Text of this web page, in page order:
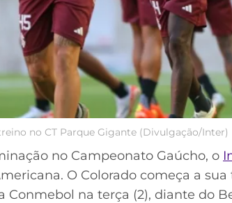
no CT Parque Gigante (Divulgação/Inter)
no Campeonato Gaúcho, o
O Colorado começa a
Conmebol na terça (2), diante do